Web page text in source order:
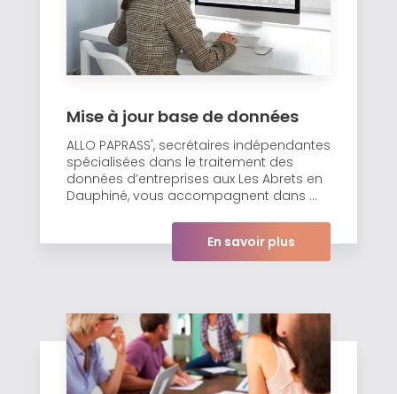
Mise à jour base de données
ALLO PAPRASS', secrétaires indépendantes
spécialisées dans le traitement des
données d’entreprises aux Les Abrets en
Dauphiné, vous accompagnent dans ...
En savoir plus